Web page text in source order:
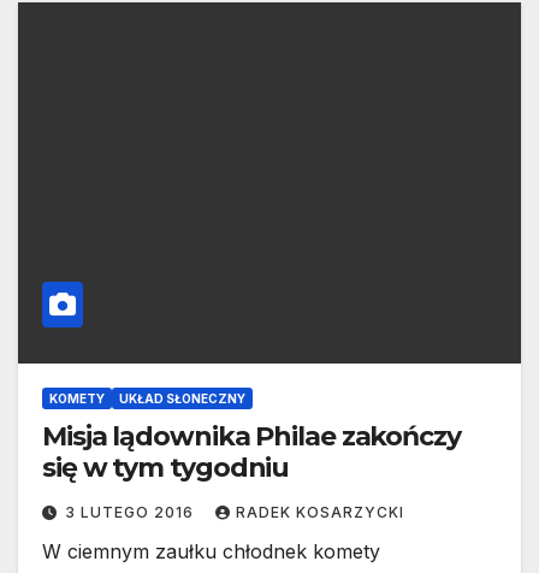
KOMETY UKŁAD SŁONECZNY
Misja lądownika Philae zakończy
się w tym tygodniu
3 LUTEGO 2016 RADEK KOSARZYCKI
W ciemnym zaułku chłodnek komety